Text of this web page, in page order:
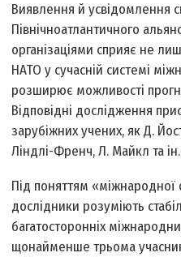
Виявлення й усвідомлення
Північноатлантичного
організаціями сприяє не
НАТО у сучасній системі
розширює можливості
Відповідні дослідження
зарубіжних учених, як Д.
Ліндлі-Френч, Л. Майкл та ін.
Під поняттям «міжнародної
дослідники розуміють
багатосторонніх
щонайменше трьома